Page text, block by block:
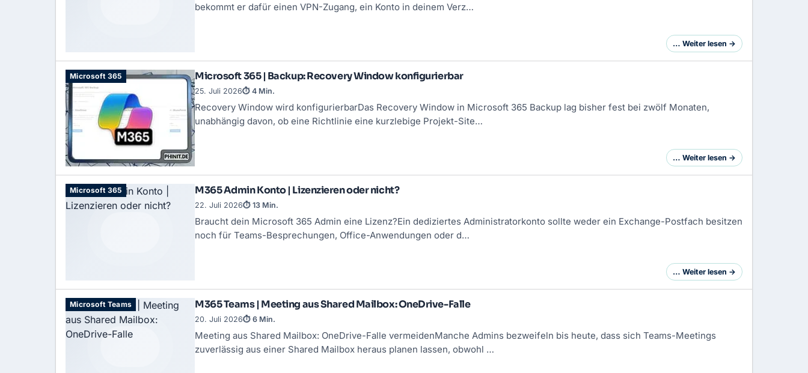
bekommt er dafür einen VPN-Zugang, ein Konto in deinem Verz…
… Weiter lesen →
Microsoft 365 Microsoft 365 | Backup: Recovery Window konfigurierbar
Recovery Window wird konfigurierbarDas Recovery Window in Microsoft 365 Backup lag bisher fest bei zwölf Monaten,
unabhängig davon, ob eine Richtlinie eine kurzlebige Projekt-Site…
25. Juli 2026⏱ 4 Min.
… Weiter lesen →
Microsoft 365 M365 Admin Konto | Lizenzieren oder nicht?
Braucht dein Microsoft 365 Admin eine Lizenz?Ein dediziertes Administratorkonto sollte weder ein Exchange-Postfach besitzen
noch für Teams-Besprechungen, Office-Anwendungen oder d…
22. Juli 2026⏱ 13 Min.
… Weiter lesen →
Microsoft Teams M365 Teams | Meeting aus Shared Mailbox: OneDrive-Falle
Meeting aus Shared Mailbox: OneDrive-Falle vermeidenManche Admins bezweifeln bis heute, dass sich Teams-Meetings
zuverlässig aus einer Shared Mailbox heraus planen lassen, obwohl …
20. Juli 2026⏱ 6 Min.